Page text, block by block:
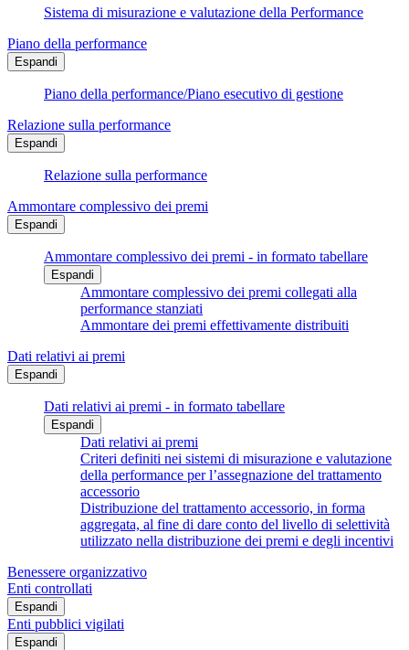
Sistema di misurazione e valutazione della Performance
Piano della performance
Espandi
Piano della performance/Piano esecutivo di gestione
Relazione sulla performance
Espandi
Relazione sulla performance
Ammontare complessivo dei premi
Espandi
Ammontare complessivo dei premi - in formato tabellare
Espandi
Ammontare complessivo dei premi collegati alla
performance stanziati
Ammontare dei premi effettivamente distribuiti
Dati relativi ai premi
Espandi
Dati relativi ai premi - in formato tabellare
Espandi
Dati relativi ai premi
Criteri definiti nei sistemi di misurazione e valutazione
della performance per l’assegnazione del trattamento
accessorio
Distribuzione del trattamento accessorio, in forma
aggregata, al fine di dare conto del livello di selettività
utilizzato nella distribuzione dei premi e degli incentivi
Benessere organizzativo
Enti controllati
Espandi
Enti pubblici vigilati
Espandi